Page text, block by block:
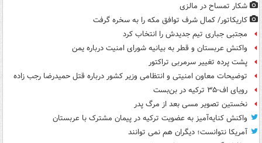
شکار تمساح در مالزی
کاریکاتور/ کمال شرف توافق مکه را به سخره گرفت
مجتبی جباری تیم جدیدش را انتخاب کرد
واکنش عربستان و قطر به بیانیه شورای امنیت درباره یمن
پشت پرده تغییر سرمربی تراکتور
توضیحات معاون امنیتی و انتظامی وزیر کشور درباره قتل حمیدرضا رجب زاده
رویای اف-۳۵ ترکیه در بن‌بست
نخستین تصویر مسی بعد از مرگ پدر
واکنش کنایه‌آمیز به عضویت ترکیه در پیمان مشترک با عربستان
آمریکا نتوانست؛ دیگران هم نمی توانند